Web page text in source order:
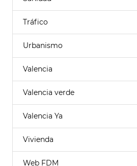
Tráfico
Urbanismo
Valencia
Valencia verde
Valencia Ya
Vivienda
Web FDM